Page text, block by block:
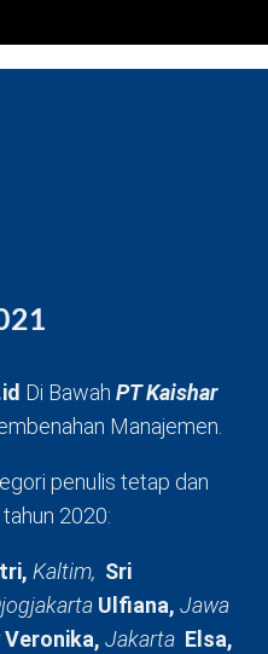
Di Bawah PT Kaishar
Manajemen.
penulis tetap dan
2020:
Kaltim, Sri
Ulfiana, Jawa
Veronika, Jakarta Elsa,